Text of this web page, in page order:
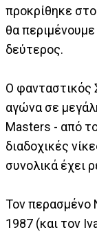
προκρίθηκε
θα
δεύτερος.
Ο φανταστικός
αγώνα σε
Masters - από
διαδοχικές
συνολικά έχει
Τον περασμένο
1987 (και τον